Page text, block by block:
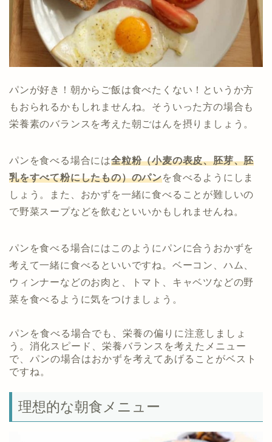
パンが好き！朝からご飯は食べたくない！というか方
もおられるかもしれませんね。そういった方の場合も
栄養素のバランスを考えた朝ごはんを摂りましょう。
パンを食べる場合には全粒粉（小麦の表皮、胚芽、胚
乳をすべて粉にしたもの）のパンを食べるようにしま
しょう。また、おかずを一緒に食べることが難しいの
で野菜スープなどを飲むといいかもしれませんね。
パンを食べる場合にはこのようにパンに合うおかずを
考えて一緒に食べるといいですね。ベーコン、ハム、
ウィンナーなどのお肉と、トマト、キャベツなどの野
菜を食べるように気をつけましょう。
パンを食べる場合でも、栄養の偏りに注意しましょ
う。消化スピード、栄養バランスを考えたメニュー
で、パンの場合はおかずを考えてあげることがベスト
ですね。
理想的な朝食メニュー